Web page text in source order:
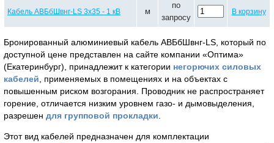
Кабель АВБбШвнг-LS 3х35 - 1 кВ м
по
запросу
В корзину
Бронированный алюминиевый кабель АВБбШвнг-LS, который по
доступной цене представлен на сайте компании «Оптима»
(Екатеринбург), принадлежит к категории негорючих силовых
кабелей , применяемых в помещениях и на объектах с
повышенным риском возгорания. Проводник не распространяет
горение, отличается низким уровнем газо- и дымовыделения,
разрешен для групповой прокладки
Этот вид кабелей предназначен для комплектации